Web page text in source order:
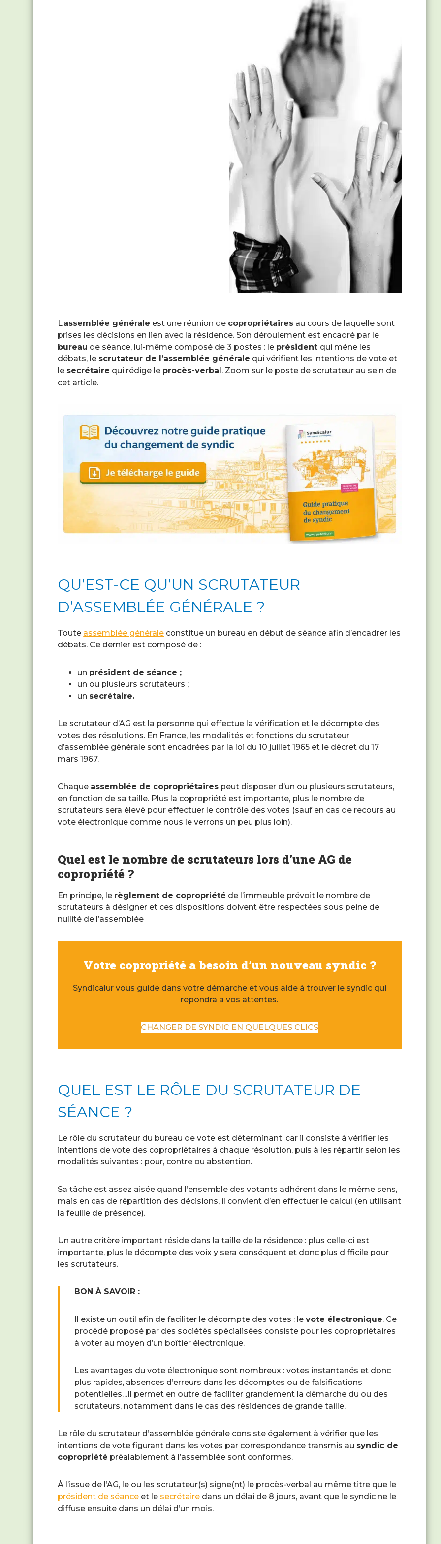
L’assemblée générale est une réunion de copropriétaires au cours de laquelle sont
prises les décisions en lien avec la résidence. Son déroulement est encadré par le
bureau de séance, lui-même composé de 3 postes : le président qui mène les
débats, le scrutateur de l’assemblée générale qui vérifient les intentions de vote et
le secrétaire qui rédige le procès-verbal . Zoom sur le poste de scrutateur au sein de
cet article.
QU’EST-CE QU’UN SCRUTATEUR
D’ASSEMBLÉE GÉNÉRALE ?
Toute assemblée générale constitue un bureau en début de séance afin d’encadrer les
débats. Ce dernier est composé de :
un président de séance ;
un ou plusieurs scrutateurs ;
un secrétaire.
Le scrutateur d’AG est la personne qui effectue la vérification et le décompte des
votes des résolutions. En France, les modalités et fonctions du scrutateur
d’assemblée générale sont encadrées par la loi du 10 juillet 1965 et le décret du 17
mars 1967.
Chaque assemblée de copropriétaires peut disposer d’un ou plusieurs scrutateurs,
en fonction de sa taille. Plus la copropriété est importante, plus le nombre de
scrutateurs sera élevé pour effectuer le contrôle des votes (sauf en cas de recours au
vote électronique comme nous le verrons un peu plus loin).
Quel est le nombre de scrutateurs lors d’une AG de
copropriété ?
En principe, le règlement de copropriété de l’immeuble prévoit le nombre de
scrutateurs à désigner et ces dispositions doivent être respectées sous peine de
nullité de l’assemblée
Votre copropriété a besoin d’un nouveau syndic ?
Syndicalur vous guide dans votre démarche et vous aide à trouver le syndic qui
répondra à vos attentes.
CHANGER DE SYNDIC EN QUELQUES CLICS
QUEL EST LE RÔLE DU SCRUTATEUR DE
SÉANCE ?
Le rôle du scrutateur du bureau de vote est déterminant, car il consiste à vérifier les
intentions de vote des copropriétaires à chaque résolution, puis à les répartir selon les
modalités suivantes : pour, contre ou abstention.
Sa tâche est assez aisée quand l’ensemble des votants adhérent dans le même sens,
mais en cas de répartition des décisions, il convient d’en effectuer le calcul (en utilisant
la feuille de présence).
Un autre critère important réside dans la taille de la résidence : plus celle-ci est
importante, plus le décompte des voix y sera conséquent et donc plus difficile pour
les scrutateurs.
BON À SAVOIR :
Il existe un outil afin de faciliter le décompte des votes : levote électronique. Ce
procédé proposé par des sociétés spécialisées consiste pour les copropriétaires
à voter au moyen d’un boîtier électronique.
Les avantages du vote électronique sont nombreux : votes instantanés et donc
plus rapides, absences d’erreurs dans les décomptes ou de falsifications
potentielles…Il permet en outre de faciliter grandement la démarche du ou des
scrutateurs, notamment dans le cas des résidences de grande taille.
Le rôle du scrutateur d’assemblée générale consiste également à vérifier que les
intentions de vote figurant dans les votes par correspondance transmis au syndic de
copropriété préalablement à l’assemblée sont conformes.
À l’issue de l’AG, le ou les scrutateur(s) signe(nt) le procès-verbal au même titre que le
président de séance et le secrétaire dans un délai de 8 jours, avant que le syndic ne le
diffuse ensuite dans un délai d’un mois.